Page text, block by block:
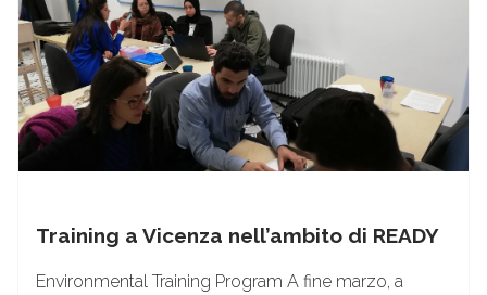
Training a Vicenza nell’ambito di READY
Environmental Training Program A fine marzo, a